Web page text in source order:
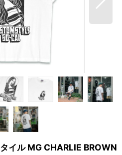
イル MG CHARLIE BROWN